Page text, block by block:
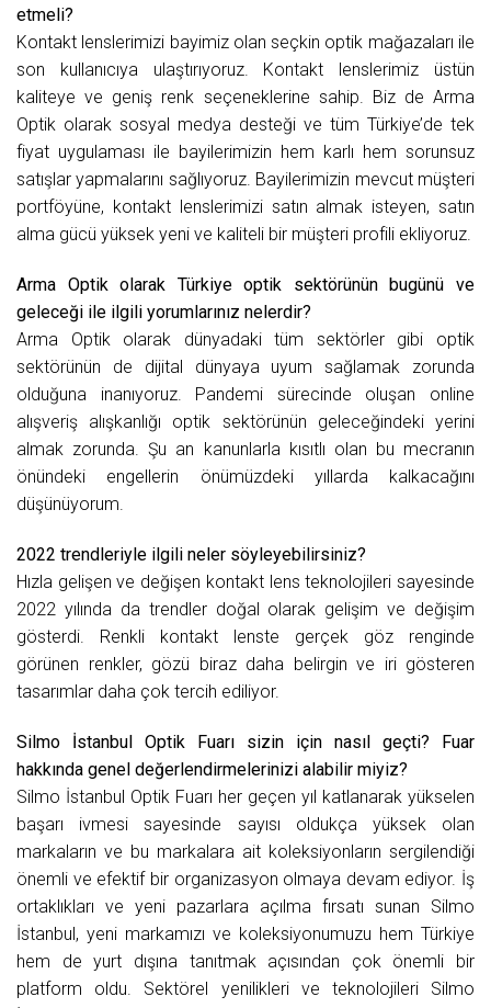
etmeli?
Kontakt lenslerimizi bayimiz olan seçkin optik mağazaları ile
son kullanıcıya ulaştırıyoruz. Kontakt lenslerimiz üstün
kaliteye ve geniş renk seçeneklerine sahip. Biz de Arma
Optik olarak sosyal medya desteği ve tüm Türkiye’de tek
fiyat uygulaması ile bayilerimizin hem karlı hem sorunsuz
satışlar yapmalarını sağlıyoruz. Bayilerimizin mevcut müşteri
portföyüne, kontakt lenslerimizi satın almak isteyen, satın
alma gücü yüksek yeni ve kaliteli bir müşteri profili ekliyoruz.
Arma Optik olarak Türkiye optik sektörünün bugünü ve
geleceği ile ilgili yorumlarınız nelerdir?
Arma Optik olarak dünyadaki tüm sektörler gibi optik
sektörünün de dijital dünyaya uyum sağlamak zorunda
olduğuna inanıyoruz. Pandemi sürecinde oluşan online
alışveriş alışkanlığı optik sektörünün geleceğindeki yerini
almak zorunda. Şu an kanunlarla kısıtlı olan bu mecranın
önündeki engellerin önümüzdeki yıllarda kalkacağını
düşünüyorum.
2022 trendleriyle ilgili neler söyleyebilirsiniz?
Hızla gelişen ve değişen kontakt lens teknolojileri sayesinde
2022 yılında da trendler doğal olarak gelişim ve değişim
gösterdi. Renkli kontakt lenste gerçek göz renginde
görünen renkler, gözü biraz daha belirgin ve iri gösteren
tasarımlar daha çok tercih ediliyor.
Silmo İstanbul Optik Fuarı sizin için nasıl geçti? Fuar
hakkında genel değerlendirmelerinizi alabilir miyiz?
Silmo İstanbul Optik Fuarı her geçen yıl katlanarak yükselen
başarı ivmesi sayesinde sayısı oldukça yüksek olan
markaların ve bu markalara ait koleksiyonların sergilendiği
önemli ve efektif bir organizasyon olmaya devam ediyor. İş
ortaklıkları ve yeni pazarlara açılma fırsatı sunan Silmo
İstanbul, yeni markamızı ve koleksiyonumuzu hem Türkiye
hem de yurt dışına tanıtmak açısından çok önemli bir
platform oldu. Sektörel yenilikleri ve teknolojileri Silmo